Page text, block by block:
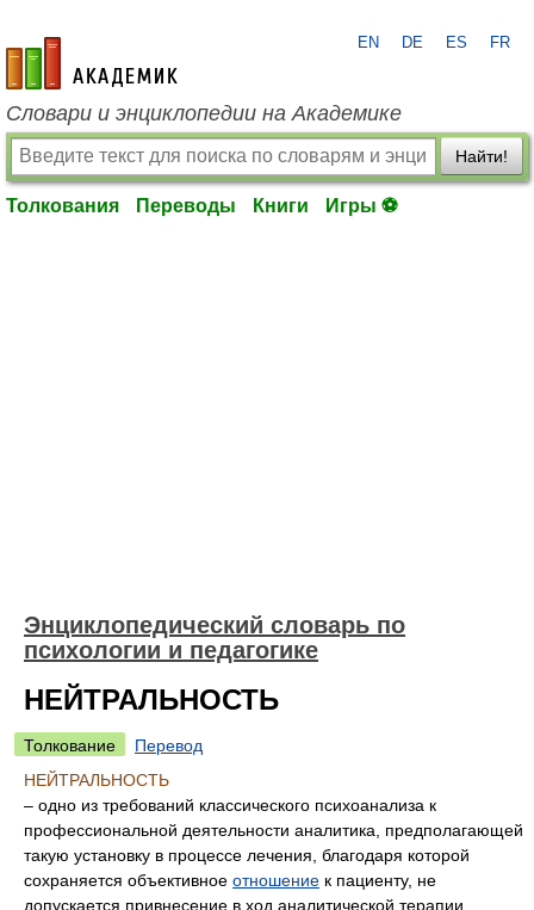
academic.ru
EN DE ES FR
Словари и энциклопедии на Академике
Найти!
Толкования Переводы Книги Игры ⚽
Энциклопедический словарь по
психологии и педагогике
НЕЙТРАЛЬНОСТЬ
Толкование
Перевод
НЕЙТРАЛЬНОСТЬ
– одно из требований классического психоанализа к
профессиональной деятельности аналитика, предполагающей
такую установку в процессе лечения, благодаря которой
сохраняется объективное отношение к пациенту, не
допускается привнесение в ход аналитической терапии